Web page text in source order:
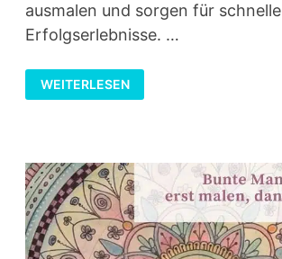
ausmalen und sorgen für schnelle
Erfolgserlebnisse. …
PIXEL-
MANDALAS
–
WEITERLESEN